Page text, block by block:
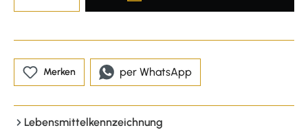
Merken per WhatsApp
Lebensmittelkennzeichnung